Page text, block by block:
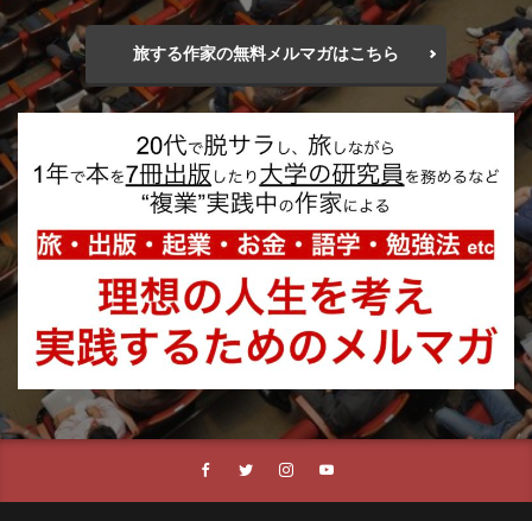
旅する作家の無料メルマガはこちら